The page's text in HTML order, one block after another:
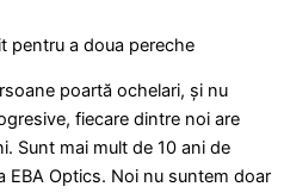
pentru a doua pereche
poartă ochelari, și nu
fiecare dintre noi are
Sunt mai mult de 10 ani de
EBA Optics. Noi nu suntem doar